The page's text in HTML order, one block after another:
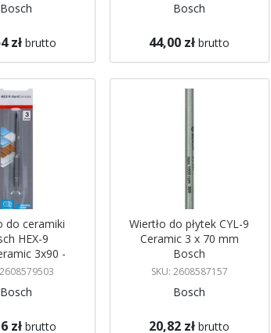
Bosch
zł brutto
Bosch
44,00 zł brutto
do ceramiki
HEX-9
3x90 -
Bosch
zł brutto
Wiertło do płytek CYL-9
Ceramic 3 x 70 mm
Bosch
SKU: 2608587157
Bosch
20,82 zł brutto